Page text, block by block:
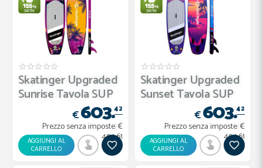
Skatinger Upgraded
Sunrise Tavola SUP
€603.42
Prezzo senza imposte:€
494.61
AGGIUNGI AL
CARRELLO
Skatinger Upgraded
Sunset Tavola SUP
€603.42
Prezzo senza imposte:€
494.61
AGGIUNGI AL
CARRELLO